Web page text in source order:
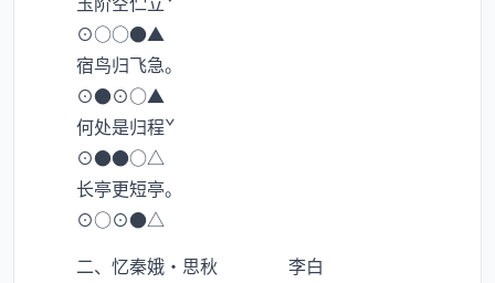
⊙○○●▲
宿鸟归飞急。
⊙●⊙○▲
何处是归程ˇ
⊙●●○△
长亭更短亭。
⊙○⊙●△
二、忆秦娥·思秋 李白